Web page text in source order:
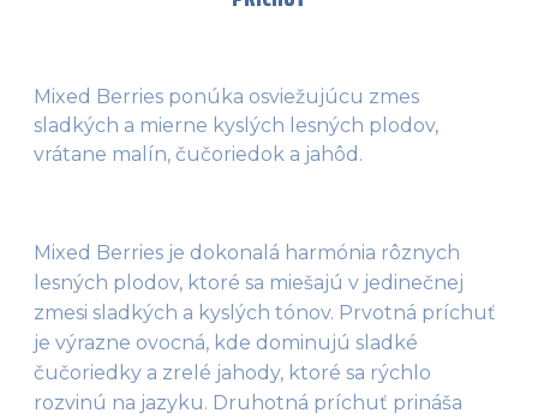
Mixed Berries ponúka osviežujúcu zmes
sladkých a mierne kyslých lesných plodov,
vrátane malín, čučoriedok a jahôd.
Mixed Berries je dokonalá harmónia rôznych
lesných plodov, ktoré sa miešajú v jedinečnej
zmesi sladkých a kyslých tónov. Prvotná príchuť
je výrazne ovocná, kde dominujú sladké
čučoriedky a zrelé jahody, ktoré sa rýchlo
rozvinú na jazyku. Druhotná príchuť prináša